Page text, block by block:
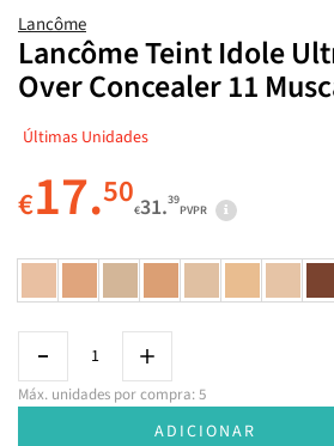
Lancôme
Lancôme Teint Idole
Over Concealer 11
Últimas Unidades
€17.50€31.39
PVPR
Máx. unidades por compra: 5
ADICIONAR